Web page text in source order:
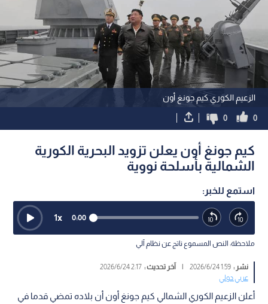
الزعيم الكوري كيم جونغ أون
0
0
كيم جونغ أون يعلن تزويد البحرية الكورية
الشمالية بأسلحة نووية
استمع للخبر:
0:00
1x
ملاحظة: النص المسموع ناتج عن نظام آلي
نشر :1:59 2026/6/24
| آخر تحديث :2:17 2026/6/24
عربي دولي
أعلن الزعيم الكوري الشمالي كيم جونغ أون أن بلاده تمضي قدما في